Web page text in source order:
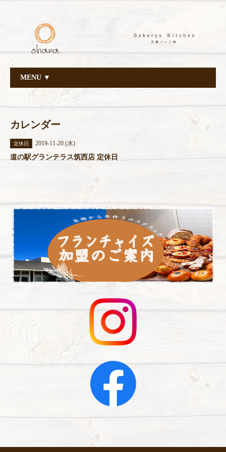
MENU ▼
カレンダー
定休日 2019-11-20 (水)
道の駅グランテラス筑西店 定休日